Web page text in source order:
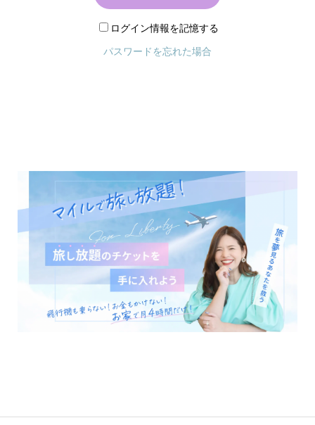
ログイン情報を記憶する
パスワードを忘れた場合